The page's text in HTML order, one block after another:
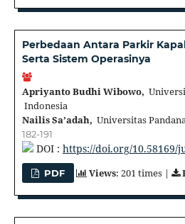
Perbedaan Antara Parkir
Serta Sistem Operasinya
Apriyanto Budhi Wibowo,
Indonesia
Nailis Sa’adah, Universitas
182-191
DOI : https://doi.org/10.58169/
PDF Views: 201 times |